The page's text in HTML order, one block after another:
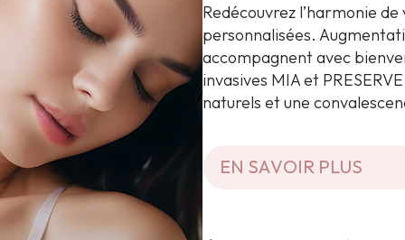
Redécouvrez l’harmonie
personnalisées.
accompagnent avec
invasives MIA et
naturels et une
EN SAVOIR PLUS